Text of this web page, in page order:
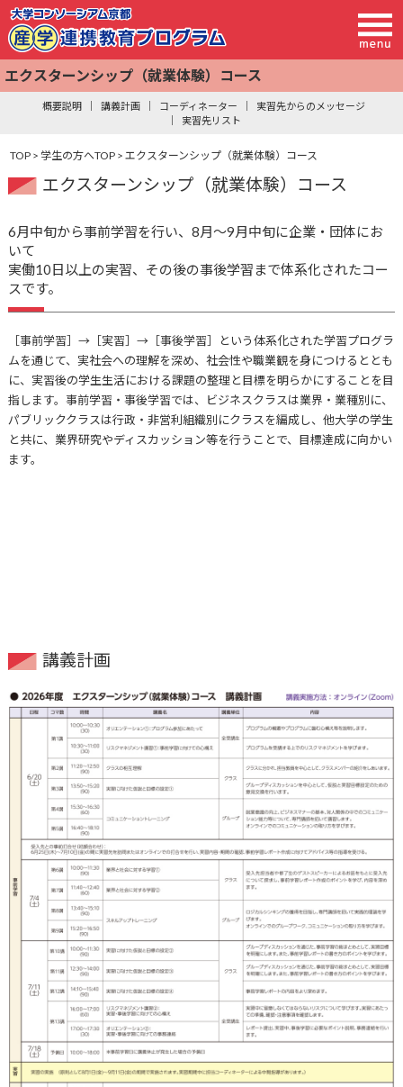
エクスターンシップ（就業体験）コース
概要説明 講義計画 コーディネーター
実習先からのメッセージ
実習先リスト
エクスターンシップ（就業体験）コース
TOP> 学生の方へTOP> エクスターンシップ（就業体験）コース
エクスターンシップ（就業体験）コース
6月中旬から事前学習を行い、8月〜9月中旬に企業・団体にお
いて
実働10日以上の実習、その後の事後学習まで体系化されたコー
スです。
［事前学習］→［実習］→［事後学習］という体系化された学習プログラ
ムを通じて、実社会への理解を深め、社会性や職業観を身につけるととも
に、実習後の学生生活における課題の整理と目標を明らかにすることを目
指します。事前学習・事後学習では、ビジネスクラスは業界・業種別に、
パブリッククラスは行政・非営利組織別にクラスを編成し、他大学の学生
と共に、業界研究やディスカッション等を行うことで、目標達成に向かい
ます。
講義計画